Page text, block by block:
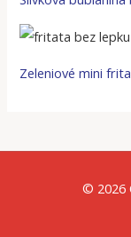
Zeleniové mini
© 2026